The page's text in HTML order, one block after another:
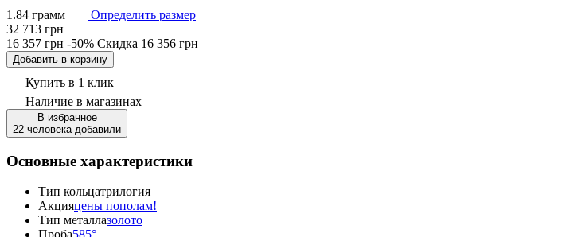
1.84 грамм
Определить размер
32 713 грн
16 357 грн -50% Скидка 16 356 грн
Добавить в корзину
Купить в 1 клик
Наличие в магазинах
В избранное
22 человека добавили
Основные характеристики
Тип кольцатрилогия
Акцияцены пополам!
Тип металлазолото